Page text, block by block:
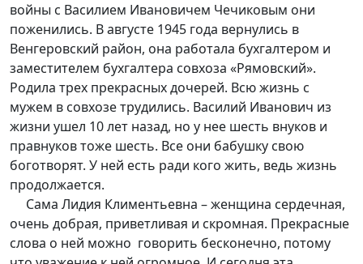
войны с Василием Ивановичем Чечиковым они
поженились. В августе 1945 года вернулись в
Венгеровский район, она работала бухгалтером и
заместителем бухгалтера совхоза «Рямовский».
Родила трех прекрасных дочерей. Всю жизнь с
мужем в совхозе трудились. Василий Иванович из
жизни ушел 10 лет назад, но у нее шесть внуков и
правнуков тоже шесть. Все они бабушку свою
боготворят. У ней есть ради кого жить, ведь жизнь
продолжается.
Сама Лидия Климентьевна – женщина сердечная,
очень добрая, приветливая и скромная. Прекрасные
слова о ней можно говорить бесконечно, потому